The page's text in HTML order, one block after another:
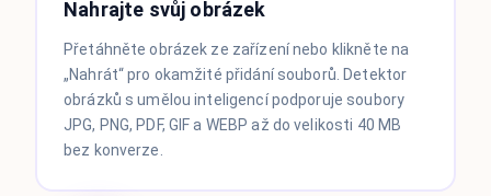
Nahrajte svůj obrázek
Přetáhněte obrázek ze zařízení nebo klikněte na
„Nahrát“ pro okamžité přidání souborů. Detektor
obrázků s umělou inteligencí podporuje soubory
JPG, PNG, PDF, GIF a WEBP až do velikosti 40 MB
bez konverze.